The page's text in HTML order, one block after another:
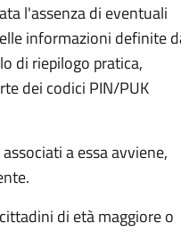
l'assenza di eventuali
informazioni definite
di riepilogo pratica,
dei codici PIN/PUK
a essa avviene,
di età maggiore o